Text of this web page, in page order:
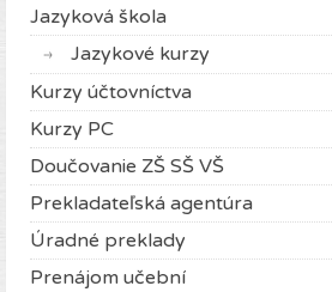
Jazyková škola
Jazykové kurzy
Kurzy účtovníctva
Kurzy PC
Doučovanie ZŠ SŠ VŠ
Prekladateľská agentúra
Úradné preklady
Prenájom učební